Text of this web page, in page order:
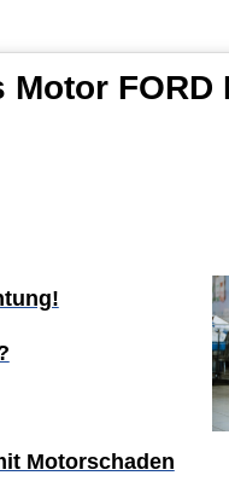
FORD
Motorschaden